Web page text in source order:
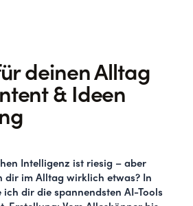
deinen Alltag
& Ideen
Intelligenz ist riesig – aber
dir im Alltag wirklich etwas? In
ich dir die spannendsten AI-Tools